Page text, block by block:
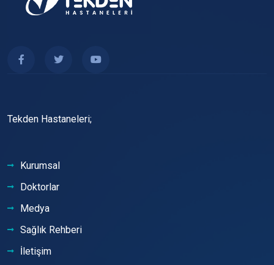
Tekden Hastaneleri;
Kurumsal
Doktorlar
Medya
Sağlık Rehberi
İletişim